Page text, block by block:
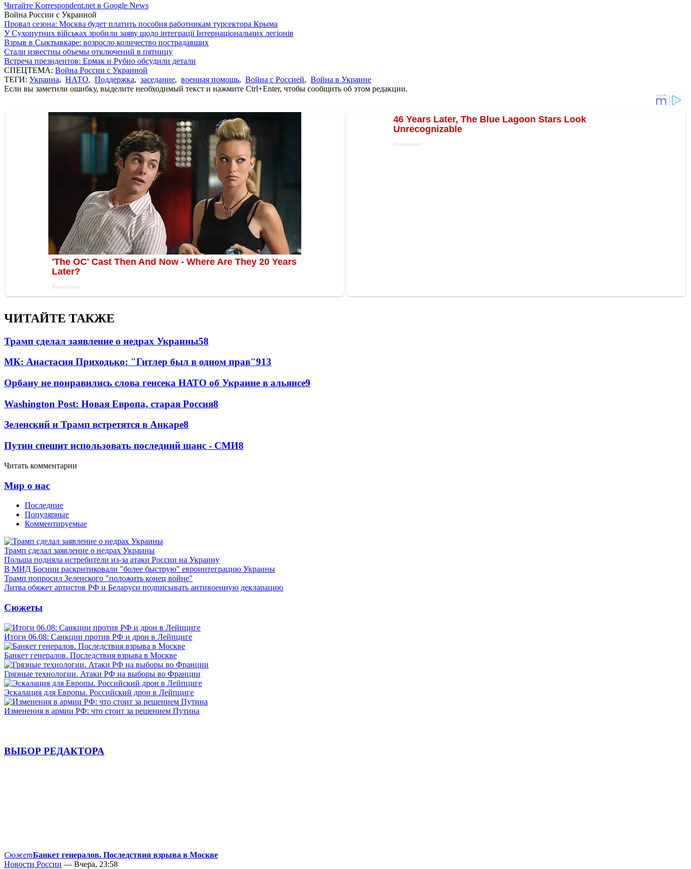
Читайте Korrespondent.net в Google News
Война России с Украиной
Провал сезона: Москва будет платить пособия работникам турсектора Крыма
У Сухопутних військах зробили заяву щодо інтеграції Інтернаціональних легіонів
Взрыв в Сыктывкаре: возросло количество пострадавших
Стали известны объемы отключений в пятницу
Встреча президентов: Ермак и Рубио обсудили детали
СПЕЦТЕМА: Война России с Украиной
ТЕГИ: Украина, НАТО, Поддержка, заседание, военная помощь, Война с Россией, Война в Украине
Если вы заметили ошибку, выделите необходимый текст и нажмите Ctrl+Enter, чтобы сообщить об этом редакции.
ЧИТАЙТЕ ТАКЖЕ
Трамп сделал заявление о недрах Украины58
МК: Анастасия Приходько: "Гитлер был в одном прав"913
Орбану не понравились слова генсека НАТО об Украине в альянсе9
Washington Post: Новая Европа, старая Россия8
Зеленский и Трамп встретятся в Анкаре8
Путин спешит использовать последний шанс - СМИ8
Читать комментарии
Мир о нас
Последние
Популярные
Комментируемые
Трамп сделал заявление о недрах Украины
Польша подняла истребители из-за атаки России на Украину
В МИД Боснии раскритиковали "более быструю" евроинтеграцию Украины
Трамп попросил Зеленского "положить конец войне"
Литва обяжет артистов РФ и Беларуси подписывать антивоенную декларацию
Сюжеты
Итоги 06.08: Санкции против РФ и дрон в Лейпциге
Банкет генералов. Последствия взрыва в Москве
Грязные технологии. Атаки РФ на выборы во Франции
Эскалация для Европы. Российский дрон в Лейпциге
Изменения в армии РФ: что стоит за решением Путина
ВЫБОР РЕДАКТОРА
СюжетБанкет генералов. Последствия взрыва в Москве
Новости России — Вчера, 23:58